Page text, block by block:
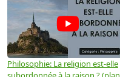
Philosophie: La religion est-elle